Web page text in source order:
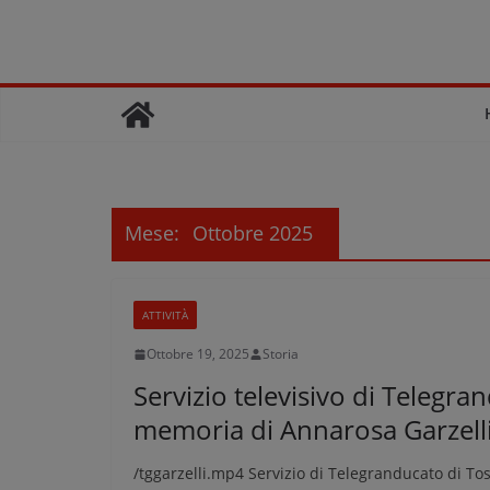
Mese: Ottobre 2025
ATTIVITÀ
Ottobre 19, 2025 Storia
Servizio televisivo di
memoria di Annarosa Garzelli
/tggarzelli.mp4 Servizio di Telegranducato di